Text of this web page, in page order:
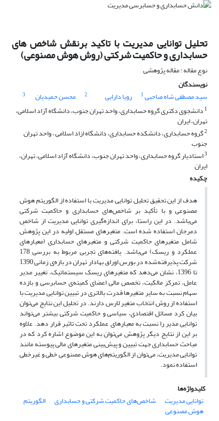
تحلیل توانایی مدیریت با تاکید برنقش شاخص های
حسابداری و حاکمیت شرکتی (روش هوش مصنوعی)
نوع مقاله : مقاله پژوهشی
نویسندگان
سید مصطفی شاه صاحبی1 رویا دارابی 2 محسن حمیدیان
3
1 دانشجوی دکتری گروه حسابداری، واحد تهران جنوب، دانشگاه آزاد اسلامی،
تهران، ایران
2گروه حسابداری، دانشکده حسابداری، دانشگاه ازاد اسلامی ، واحد تهران
جنوب
3استادیار گروه حسابداری، واحد تهران جنوب، دانشگاه آزاد اسلامی، تهران،
ایران
چکیده
هدف از این تحقیق تحلیل توانایی مدیریت با استفاده از الگوریتم هوش
مصنوعی و با تأکید بر شاخص‌های حسابداری و حاکمیت شرکتی
می‌باشد. در این راستا، برای اندازه‌گیری توانایی مدیریت از شاخصِ
دمرجان استفاده شده است. متغیر‌های مستقل اولیه در این پژوهش
شامل متغیر‌های حاکمیت شرکتی و متغیر‌های حسابداری (معیار‌های
عملکرد و ریسک) می‌باشد. یافته‌های تجربی مربوط به بررسی 178
شرکت پذیرفته‌شده در بورس اوراق بهادار تهران در بازه‌ی زمانی 1390
تا 1396، نشان می‌دهد که متغیر‌های ریسک سیستماتیک، تغییر مدیر
عامل، تمرکز مالکیت، تخصص مالی اعضای کمیته‌ی حسابرسی و بازده
سهام نسبت به سایر متغیر‌ها قدرت بالاتری در تبیین توانایی مدیریت با
استفاده از روش انتخاب متغیر لارس دارند. در تحلیل این نتایج می‌توان
بیان کرد مسائل اقتصادی، سیاسی و حاکمیت شرکتی بیشتر می‌تواند
توانایی مدیر را نسبت به معیار‌های عملکرد تحت تاثیر قرار دهد. علاوه
بر این از نتایج دیگر پژوهش می‌توان به این موضوع اشاره کرد که در
مباحث حسابداری جهت تبیین و پیش‌بینی متغیرهای مالی پیوسته مانند
توانایی مدیریت، می‌توان از الگوریتم‌های هوش مصنوعی خطی و غیرخطی
استفاده نمود.
کلیدواژه‌ها
توانایی مدیریت
شاخص‌های حاکمیت شرکتی و حسابداری الگوریتم
هوش مصنوعی